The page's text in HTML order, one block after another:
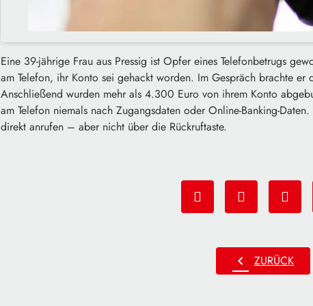
Eine 39-jährige Frau aus Pressig ist Opfer eines Telefonbetrugs
am Telefon, ihr Konto sei gehackt worden. Im Gespräch brachte er
Anschließend wurden mehr als 4.300 Euro von ihrem Konto
am Telefon niemals nach Zugangsdaten oder Online-Banking-
direkt anrufen – aber nicht über die Rückruftaste.
chevron_left ZURÜCK